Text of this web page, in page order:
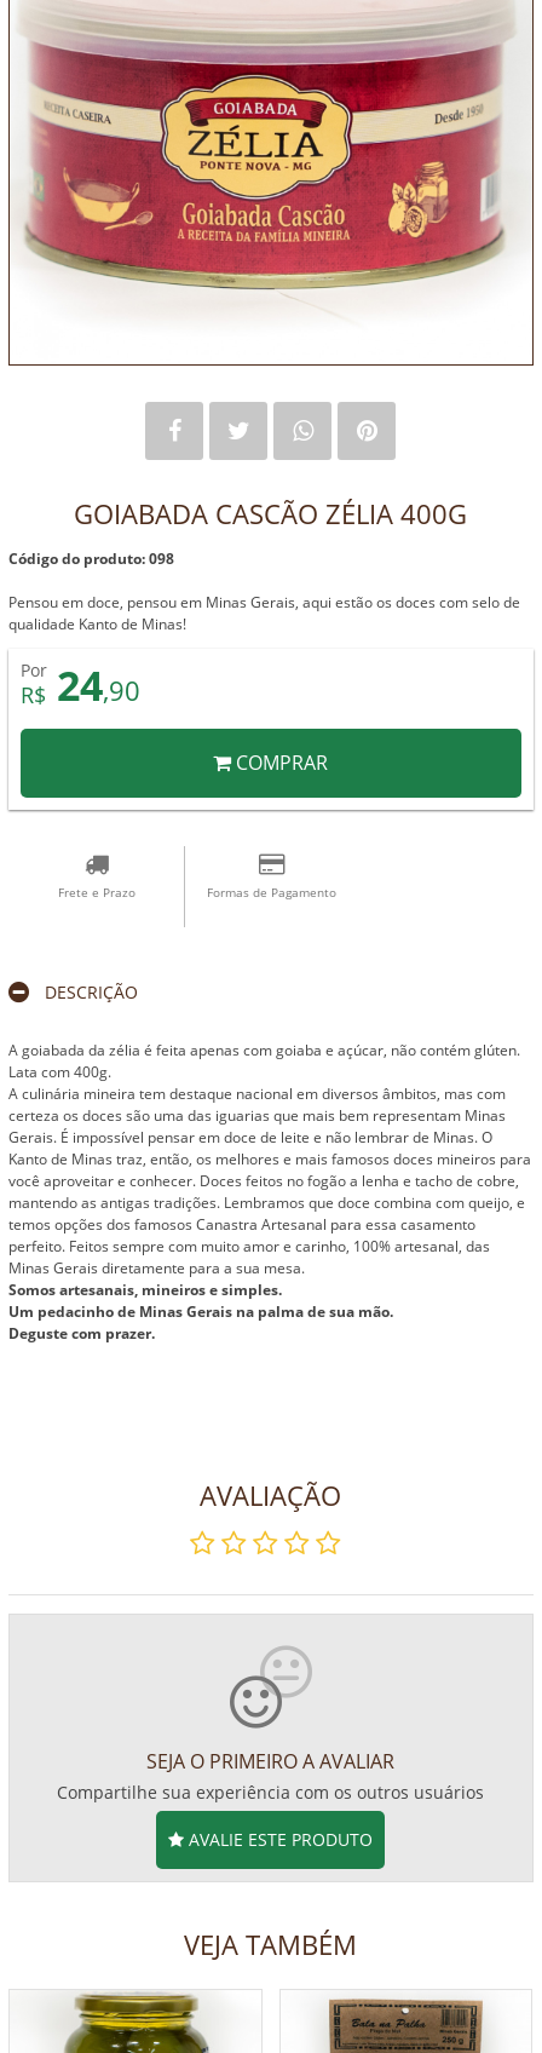
GOIABADA CASCÃO ZÉLIA 400G
Código do produto: 098
Pensou em doce, pensou em Minas Gerais, aqui estão os doces com selo de
qualidade Kanto de Minas!
Por
R$ 24,90
COMPRAR
Frete e Prazo Formas de Pagamento
DESCRIÇÃO
A goiabada da zélia é feita apenas com goiaba e açúcar, não contém glúten.
Lata com 400g.
A culinária mineira tem destaque nacional em diversos âmbitos, mas com
certeza os doces são uma das iguarias que mais bem representam Minas
Gerais. É impossível pensar em doce de leite e não lembrar de Minas. O
Kanto de Minas traz, então, os melhores e mais famosos doces mineiros para
você aproveitar e conhecer. Doces feitos no fogão a lenha e tacho de cobre,
mantendo as antigas tradições. Lembramos que doce combina com queijo, e
temos opções dos famosos Canastra Artesanal para essa casamento
perfeito. Feitos sempre com muito amor e carinho, 100% artesanal, das
Minas Gerais diretamente para a sua mesa.
Somos artesanais, mineiros e simples.
Um pedacinho de Minas Gerais na palma de sua mão.
Deguste com prazer.
AVALIAÇÃO
SEJA O PRIMEIRO A AVALIAR
Compartilhe sua experiência com os outros usuários
AVALIE ESTE PRODUTO
VEJA TAMBÉM